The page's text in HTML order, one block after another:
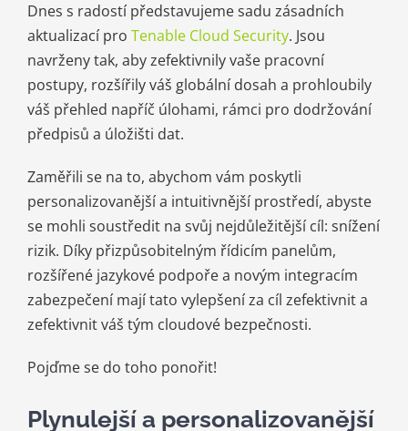
Dnes s radostí představujeme sadu zásadních
aktualizací pro Tenable Cloud Security. Jsou
navrženy tak, aby zefektivnily vaše pracovní
postupy, rozšířily váš globální dosah a prohloubily
váš přehled napříč úlohami, rámci pro dodržování
předpisů a úložišti dat.
Zaměřili se na to, abychom vám poskytli
personalizovanější a intuitivnější prostředí, abyste
se mohli soustředit na svůj nejdůležitější cíl: snížení
rizik. Díky přizpůsobitelným řídicím panelům,
rozšířené jazykové podpoře a novým integracím
zabezpečení mají tato vylepšení za cíl zefektivnit a
zefektivnit váš tým cloudové bezpečnosti.
Pojďme se do toho ponořit!
Plynulejší a personalizovanější